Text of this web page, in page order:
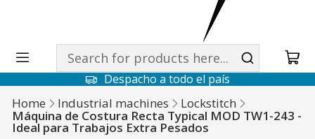
Despacho a todo el país
Home Industrial machines Lockstitch
Máquina de Costura Recta Typical MOD TW1-243 -
Ideal para Trabajos Extra Pesados